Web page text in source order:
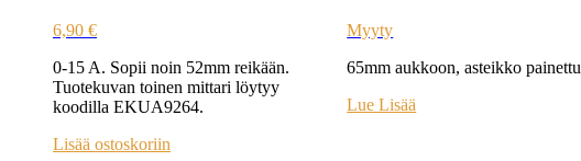
6,90 €
0-15 A. Sopii noin 52mm reikään.
Tuotekuvan toinen mittari löytyy
koodilla EKUA9264.
Lisää ostoskoriin
Myyty
65mm aukkoon, asteikko painettu
Lue Lisää